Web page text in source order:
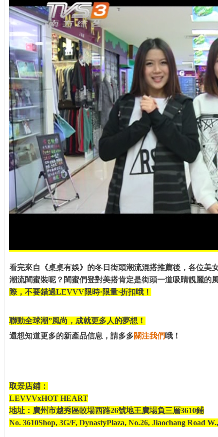
看完來自《桌桌有娛》的冬日街頭潮流混搭推薦後，各位美
潮流閨蜜裝呢？ 閨蜜們登對美搭肯定是街頭一道吸睛靚麗的
際，不要錯過LEVVV限時·限量·折扣哦！
聯動全球潮”風尚，成就更多人的夢想！
還想知道更多的新產品信息，請多多關注我們 哦！
取景店鋪：
LEVVVxHOT HEART
地址：廣州市越秀區較場西路26號地王廣場負三層3610鋪
No. 3610Shop, 3G/F, DynastyPlaza, No.26, Jiaochang Road